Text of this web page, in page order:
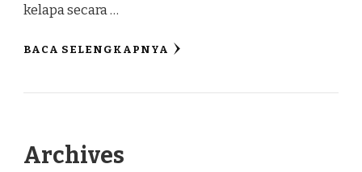
kelapa secara …
BACA SELENGKAPNYA
Archives